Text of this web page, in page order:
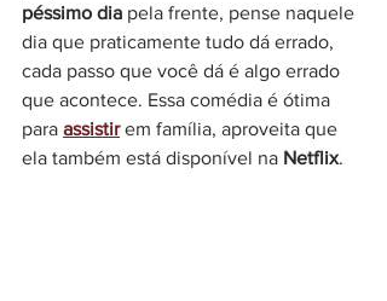
péssimo dia pela frente, pense naquele
dia que praticamente tudo dá errado,
cada passo que você dá é algo errado
que acontece. Essa comédia é ótima
para assistir em família, aproveita que
ela também está disponível na Netflix.